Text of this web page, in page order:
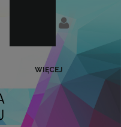
WIĘCEJ